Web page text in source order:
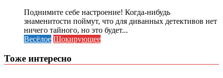
Поднимите себе настроение! Когда-нибудь
знаменитости поймут, что для диванных детективов нет
ничего тайного, но это будет...
Весёлое Шокирующее
Тоже интересно